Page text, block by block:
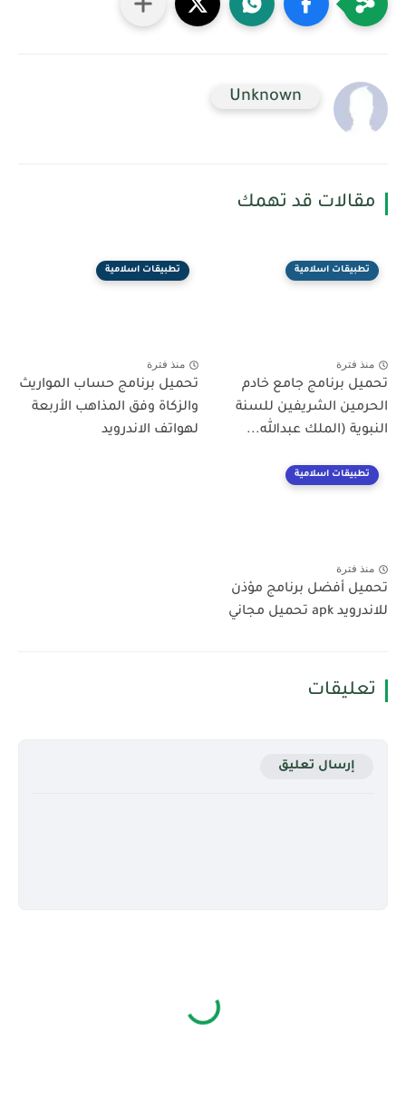
Unknown
مقالات قد تهمك
تطبيقات اسلامية
منذ فترة
تحميل برنامج جامع خادم
الحرمين الشريفين للسنة
النبوية (الملك عبدالله...
تطبيقات اسلامية
منذ فترة
تحميل برنامج حساب المواريث
والزكاة وفق المذاهب الأربعة
لهواتف الاندرويد
تطبيقات اسلامية
منذ فترة
تحميل أفضل برنامج مؤذن
للاندرويد apk تحميل مجاني
تعليقات
إرسال تعليق